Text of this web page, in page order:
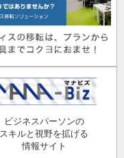
ビジネスパーソンの
スキルと視野を拡げる
情報サイト